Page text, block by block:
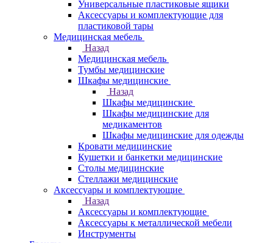
Универсальные пластиковые ящики
Аксессуары и комплектующие для
пластиковой тары
Медицинская мебель
Назад
Медицинская мебель
Тумбы медицинские
Шкафы медицинские
Назад
Шкафы медицинские
Шкафы медицинские для
медикаментов
Шкафы медицинские для одежды
Кровати медицинские
Кушетки и банкетки медицинские
Столы медицинские
Стеллажи медицинские
Аксессуары и комплектующие
Назад
Аксессуары и комплектующие
Аксессуары к металлической мебели
Инструменты